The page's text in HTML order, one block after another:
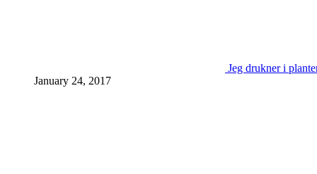
Jeg drukner i
January 24, 2017